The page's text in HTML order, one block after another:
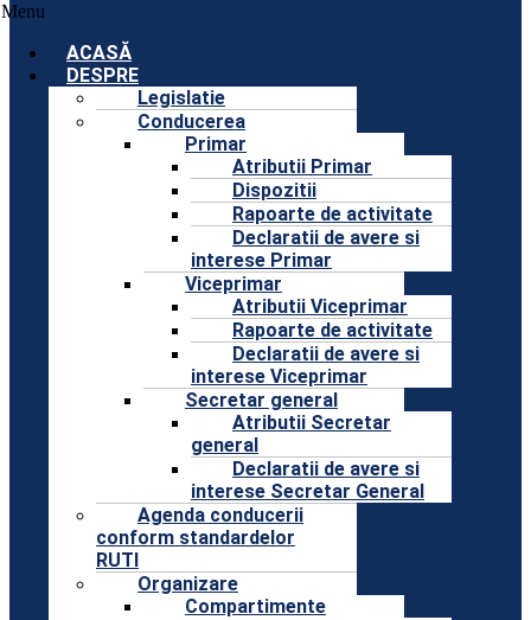
Menu
ACASĂ
DESPRE
Legislatie
Conducerea
Primar
Atributii Primar
Dispozitii
Rapoarte de activitate
Declaratii de avere si
interese Primar
Viceprimar
Atributii Viceprimar
Rapoarte de activitate
Declaratii de avere si
interese Viceprimar
Secretar general
Atributii Secretar
general
Declaratii de avere si
interese Secretar General
Agenda conducerii
conform standardelor
RUTI
Organizare
Compartimente